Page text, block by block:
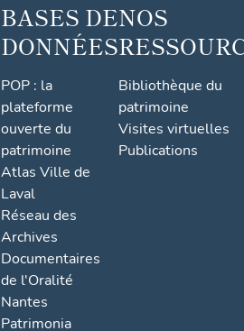
BASES DE
DONNÉES
POP : la
plateforme
ouverte du
patrimoine
Atlas Ville de
Laval
Réseau des
Archives
Documentaires
de l'Oralité
Nantes
Patrimonia
NOS
Bibliothèque du
patrimoine
Visites virtuelles
Publications